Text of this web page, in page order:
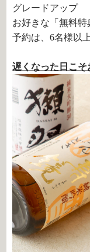
グレードアップ
お好きな「無料
予約は、6名様以
遅くなった日こそ